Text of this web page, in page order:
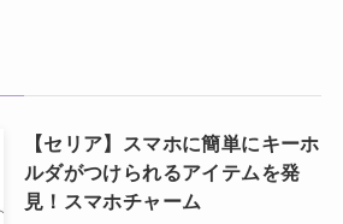
【セリア】スマホに簡単にキーホ
ルダがつけられるアイテムを発
見！スマホチャーム